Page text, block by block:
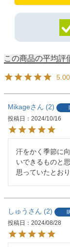
5.00
Mikage 2
投稿日
2024/10/16
汗をかく季節に
いできるものと
思っていたとお
しゅう 2
投稿日
2024/08/28